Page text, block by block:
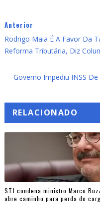
Anterior
Rodrigo Maia É A Favor Da
Reforma Tributária, Diz
Governo Impediu INSS
RELACIONADO
STJ condena ministro Marco
abre caminho para perda do